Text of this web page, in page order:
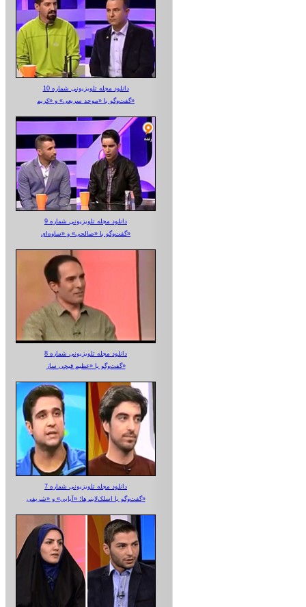
دانلود مجله تلویزیونی شماره 10
گفت‌وگو با «موحد سریعی» و «کریم»
دانلود مجله تلویزیونی شماره 9
گفت‌وگو با «صالحی» و «ساوه‌ای»
دانلود مجله تلویزیونی شماره 8
گفت‌وگو با «عظیم قیچی ساز»
دانلود مجله تلویزیونی شماره 7
گفت‌وگو با اسلک‌لاینرها؛ «آبایی» و «شریفی»